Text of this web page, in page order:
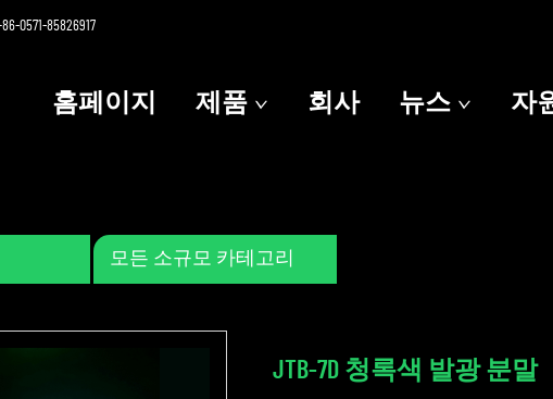
0571-85826917
홈페이지 제품 회사 뉴스 자
모든 소규모 카테고리
JTB-7D 청록색 발광 분말